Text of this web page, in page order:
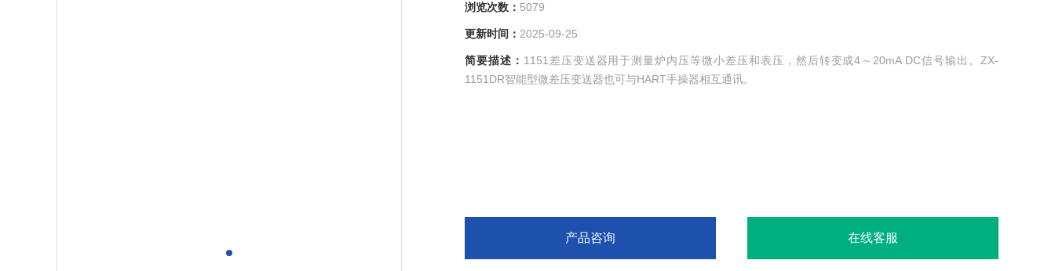
浏览次数： 5079
更新时间： 2025-09-25
简要描述： 1151差压变送器用于测量炉内压等微小差压和表压，然后转变成4～20mA DC信号输出。ZX-
1151DR智能型微差压变送器也可与HART手操器相互通讯。
产品咨询 在线客服